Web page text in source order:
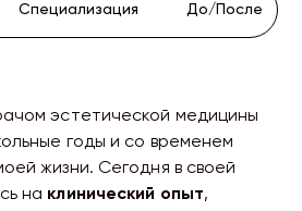
Специализация До/После
эстетической медицины
годы и со временем
жизни. Сегодня в своей
на клинический опыт,